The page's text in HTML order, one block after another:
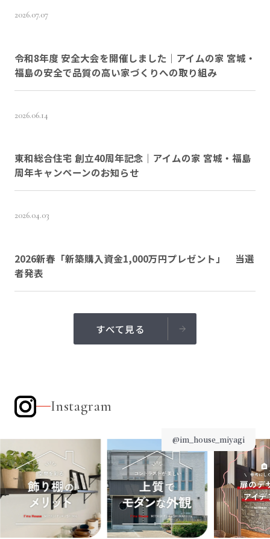
2026.07.07
令和8年度 安全大会を開催しました｜アイムの家 宮城・
福島の安全で品質の高い家づくりへの取り組み
2026.06.14
東和総合住宅 創立40周年記念｜アイムの家 宮城・福島
周年キャンペーンのお知らせ
2026.04.03
2026新春「新築購入資金1,000万円プレゼント」 当選
者発表
すべて見る
Instagram
@im_house_miyagi